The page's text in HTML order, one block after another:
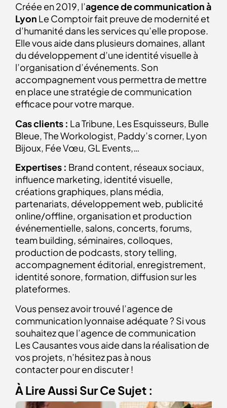
Créée en 2019, l’agence de communication à
Lyon Le Comptoir fait preuve de modernité et
d’humanité dans les services qu’elle propose.
Elle vous aide dans plusieurs domaines, allant
du développement d’une identité visuelle à
l’organisation d’événements. Son
accompagnement vous permettra de mettre
en place une stratégie de communication
efficace pour votre marque.
Cas clients : La Tribune, Les Esquisseurs, Bulle
Bleue, The Workologist, Paddy’s corner, Lyon
Bijoux, Fée Vœu, GL Events,…
Expertises : Brand content, réseaux sociaux,
influence marketing, identité visuelle,
créations graphiques, plans média,
partenariats, développement web, publicité
online/offline, organisation et production
événementielle, salons, concerts, forums,
team building, séminaires, colloques,
production de podcasts, story telling,
accompagnement éditorial, enregistrement,
identité sonore, formation, diffusion sur les
plateformes.
Vous pensez avoir trouvé l’agence de
communication lyonnaise adéquate ? Si vous
souhaitez que l’agence de communication
Les Causantes vous aide dans la réalisation de
vos projets, n’hésitez pas à nous
contacter pour en discuter !
À Lire Aussi Sur Ce Sujet :